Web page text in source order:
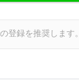
登録を推奨します。